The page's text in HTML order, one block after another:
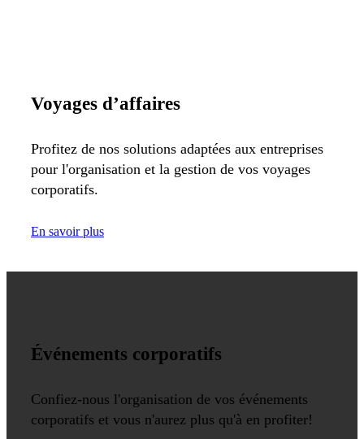
Voyages d’affaires
Profitez de nos solutions adaptées aux entreprises
pour l'organisation et la gestion de vos voyages
corporatifs.
En savoir plus
Événements corporatifs
Confiez-nous l'organisation de vos événements
corporatifs et vous n'aurez plus qu'à en profiter!